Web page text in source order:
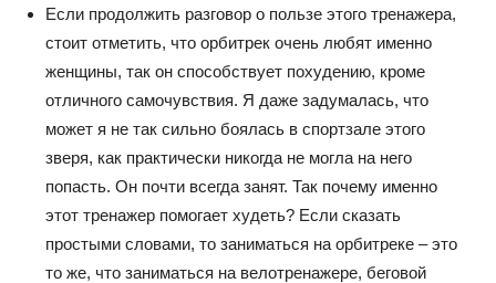
Если продолжить разговор о пользе этого тренажера,
стоит отметить, что орбитрек очень любят именно
женщины, так он способствует похудению, кроме
отличного самочувствия. Я даже задумалась, что
может я не так сильно боялась в спортзале этого
зверя, как практически никогда не могла на него
попасть. Он почти всегда занят. Так почему именно
этот тренажер помогает худеть? Если сказать
простыми словами, то заниматься на орбитреке – это
то же, что заниматься на велотренажере, беговой